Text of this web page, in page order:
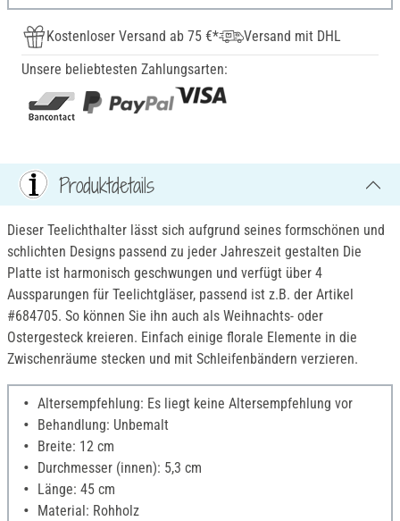
Kostenloser Versand ab 75 €*
Versand mit DHL
Unsere beliebtesten Zahlungsarten:
Produktdetails
Dieser Teelichthalter lässt sich aufgrund seines formschönen und
schlichten Designs passend zu jeder Jahreszeit gestalten Die
Platte ist harmonisch geschwungen und verfügt über 4
Aussparungen für Teelichtgläser, passend ist z.B. der Artikel
#684705. So können Sie ihn auch als Weihnachts- oder
Ostergesteck kreieren. Einfach einige florale Elemente in die
Zwischenräume stecken und mit Schleifenbändern verzieren.
Altersempfehlung: Es liegt keine Altersempfehlung vor
Behandlung: Unbemalt
Breite: 12 cm
Durchmesser (innen): 5,3 cm
Länge: 45 cm
Material: Rohholz